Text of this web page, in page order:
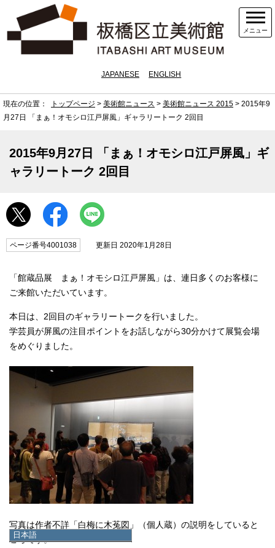
メニュー
JAPANESE ENGLISH
日本語
現在の位置： トップページ > 美術館ニュース > 美術館ニュース 2015 > 2015年9
月27日 「まぁ！オモシロ江戸屏風」ギャラリートーク 2回目
2015年9月27日 「まぁ！オモシロ江戸屏風」ギ
ャラリートーク 2回目
ページ番号4001038 更新日 2020年1月28日
「館蔵品展 まぁ！オモシロ江戸屏風」は、連日多くのお客様に
ご来館いただいています。
本日は、2回目のギャラリートークを行いました。
学芸員が屏風の注目ポイントをお話しながら30分かけて展覧会場
をめぐりました。
写真は作者不詳「白梅に木菟図」（個人蔵）の説明をしていると
ころです。